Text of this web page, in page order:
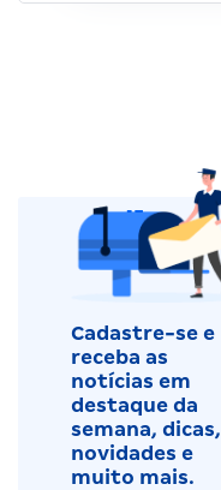
Cadastre-se e
receba as
notícias em
destaque da
semana, dicas,
novidades e
muito mais.